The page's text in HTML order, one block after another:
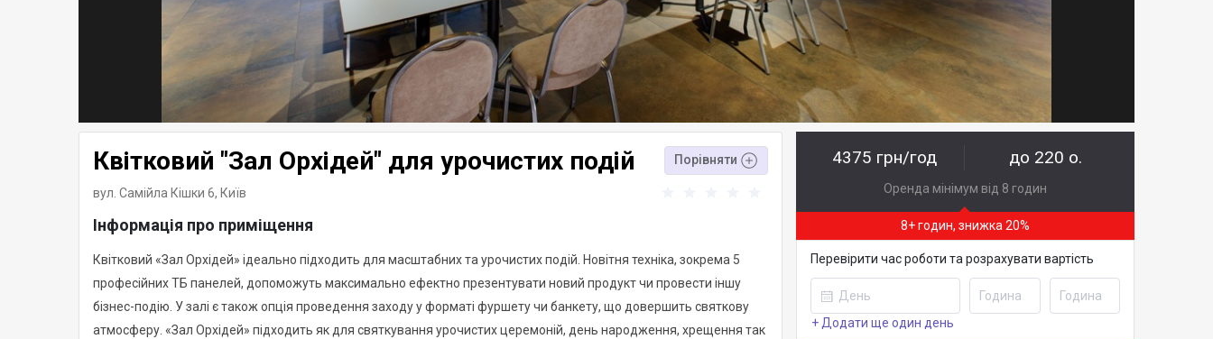
Квітковий "Зал Орхідей" для урочистих подій Порівняти
вул. Самійла Кішки 6, Київ
Інформація про приміщення
Квітковий «Зал Орхідей» ідеально підходить для масштабних та урочистих подій. Новітня техніка, зокрема 5
професійних ТБ панелей, допоможуть максимально ефектно презентувати новий продукт чи провести іншу
бізнес-подію. У залі є також опція проведення заходу у форматі фуршету чи банкету, що довершить святкову
атмосферу. «Зал Орхідей» підходить як для святкування урочистих церемоній, день народження, хрещення так
4375 грн/год до 220 о.
Оренда мінімум від 8 годин
8+ годин, знижка 20%
Перевірити час роботи та розрахувати вартість
+ Додати ще один день